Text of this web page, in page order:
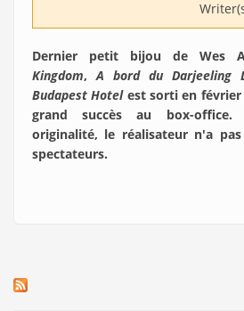
Dernier petit bijou de Wes
Kingdom,A bord du Darjeeling
Budapest Hotelest sorti en février
grand succès au box-
originalité, le réalisateur n'a
spectateurs.